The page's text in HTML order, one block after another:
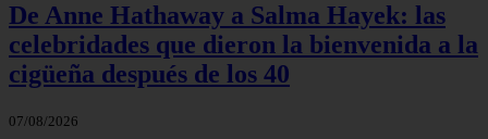
De Anne Hathaway a Salma Hayek: las
celebridades que dieron la bienvenida a la
cigüeña después de los 40
07/08/2026